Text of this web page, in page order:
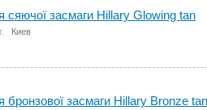
сяючої засмаги Hillary Glowing tan
Киев
бронзової засмаги Hillary Bronze tan